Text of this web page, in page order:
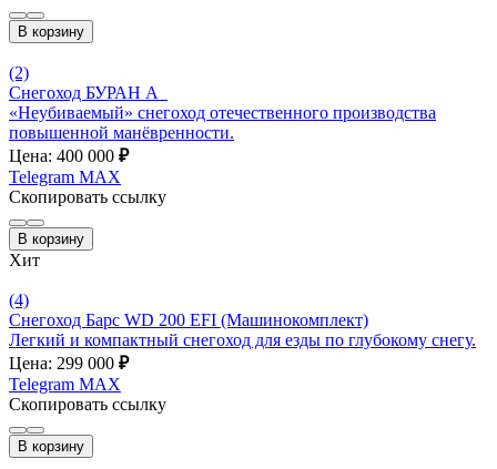
В корзину
(2)
Снегоход БУРАН А_
«Неубиваемый» снегоход отечественного производства
повышенной манёвренности.
Цена: 400 000 ₽
Telegram MAX
Скопировать ссылку
В корзину
Хит
(4)
Снегоход Барс WD 200 EFI (Машинокомплект)
Легкий и компактный снегоход для езды по глубокому снегу.
Цена: 299 000 ₽
Telegram MAX
Скопировать ссылку
В корзину